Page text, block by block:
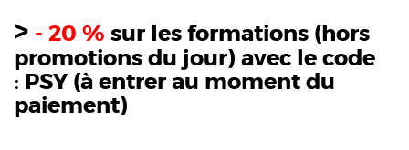
> - 20 % sur les formations (hors
promotions du jour) avec le code
: PSY(à entrer au moment du
paiement)